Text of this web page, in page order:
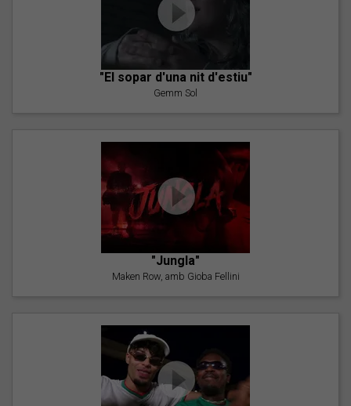
"El sopar d'una nit d'estiu"
Gemm Sol
"Jungla"
Maken Row, amb Gioba Fellini